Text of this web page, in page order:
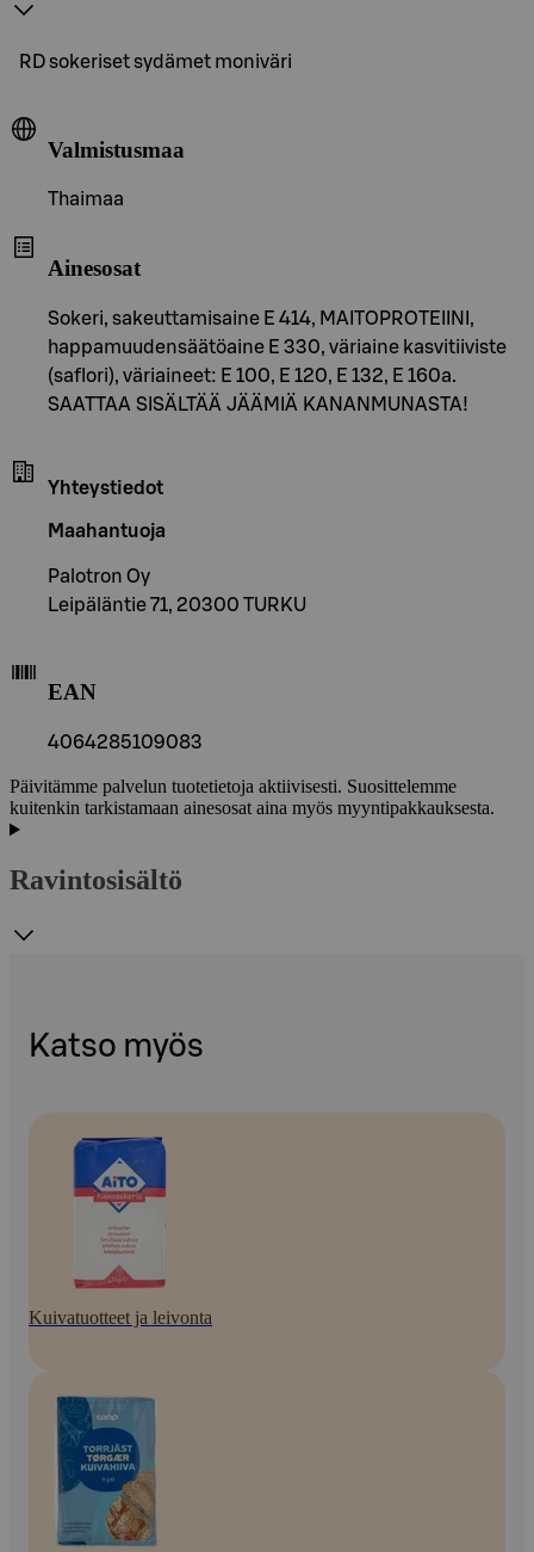
RD sokeriset sydämet moniväri
Valmistusmaa
Thaimaa
Ainesosat
Sokeri, sakeuttamisaine E 414, MAITOPROTEIINI,
happamuudensäätöaine E 330, väriaine kasvitiiviste
(saflori), väriaineet: E 100, E 120, E 132, E 160a.
SAATTAA SISÄLTÄÄ JÄÄMIÄ KANANMUNASTA!
Yhteystiedot
Maahantuoja
Palotron Oy
Leipäläntie 71, 20300 TURKU
EAN
4064285109083
Päivitämme palvelun tuotetietoja aktiivisesti. Suosittelemme
kuitenkin tarkistamaan ainesosat aina myös myyntipakkauksesta.
Ravintosisältö
Katso myös
Kuivatuotteet ja leivonta